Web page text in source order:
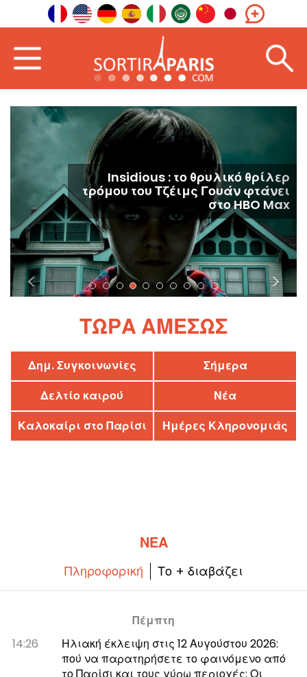
Insidious : το θρυλικό θρίλερ
τρόμου του Τζέιμς Γουάν φτάνει
στο HBO Max
<
>
ΤΏΡΑ ΑΜΈΣΩΣ
Δημ. Συγκοινωνίες
Σήμερα
Δελτίο καιρού
Νέα
Καλοκαίρι στο Παρίσι
Ημέρες Κληρονομιάς
ΝΈΑ
Πληροφορική Το + διαβάζει
Πέμπτη
14:26
Ηλιακή έκλειψη στις 12 Αυγούστου 2026:
πού να παρατηρήσετε το φαινόμενο από